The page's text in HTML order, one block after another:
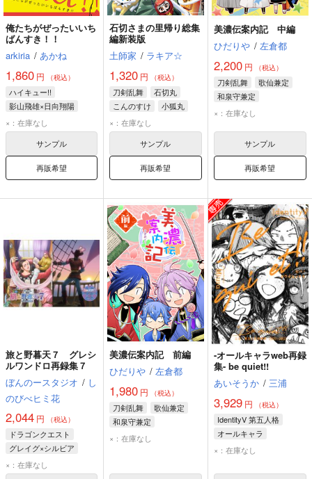
俺たちがぜったいいち
ばんすき！！
arkiria / あかね
1,860 円 （税込）
ハイキュー!!
影山飛雄×日向翔陽
影山飛雄
×：在庫なし
サンプル
再販希望
石切さまの里帰り総集
編新装版
土師家 / ラキア☆
1,320 円 （税込）
刀剣乱舞
石切丸
こんのすけ
小狐丸
×：在庫なし
サンプル
再販希望
美濃伝案内記 中編
ひだりや / 左倉都
2,200円 （税込）
刀剣乱舞
歌仙兼定
和泉守兼定
小夜左文字
×：在庫なし
サンプル
再販希望
旅と野暮天７ グレシ
ルワンドロ再録集７
ぼんのースタジオ / し
のびべヒミ花
2,044 円 （税込）
ドラゴンクエスト
グレイグ×シルビア
シルビア
マルティナ
×：在庫なし
美濃伝案内記 前編
ひだりや / 左倉都
1,980 円 （税込）
刀剣乱舞
歌仙兼定
和泉守兼定
小夜左文字
×：在庫なし
-オールキャラweb再録
集- be quiet!!
あいそうか / 三浦
3,929円 （税込）
IdentityV 第五人格
オールキャラ
エマ・ウッズ
泣き虫
×：在庫なし